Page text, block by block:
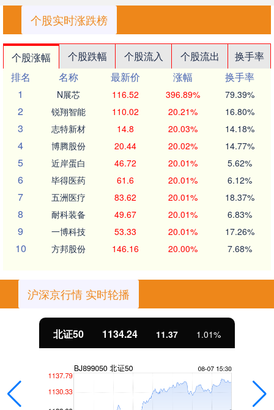
个股实时涨跌榜
个股涨幅 个股跌幅 个股流入 个股流出
换手率
排名
名称 最新价 涨幅
换手率
1
N展芯 116.52 396.89% 79.39%
2 锐翔智能 110.02 20.21% 16.80%
3 志特新材 14.8 20.03% 14.18%
4 博腾股份 20.44 20.02% 14.77%
5 近岸蛋白 46.72 20.01% 5.62%
6 毕得医药 61.6 20.01% 6.12%
7 五洲医疗 83.62 20.01% 18.37%
8 耐科装备 49.67 20.01% 6.83%
9 一博科技 53.33 20.01% 17.26%
10 方邦股份 146.16 20.00% 7.68%
沪深京行情 实时轮播
北证50 1134.24 11.37 1.01%